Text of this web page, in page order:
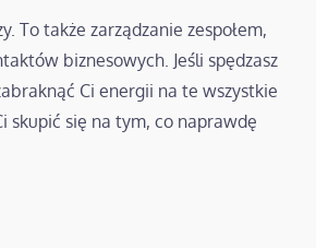
To także zarządzanie zespołem,
biznesowych. Jeśli spędzasz
Ci energii na te wszystkie
skupić się na tym, co naprawdę